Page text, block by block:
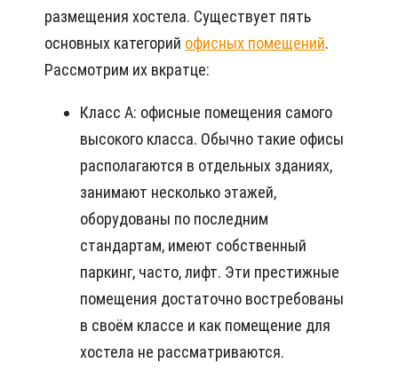
размещения хостела. Существует пять
основных категорий офисных помещений.
Рассмотрим их вкратце:
Класс А: офисные помещения самого
высокого класса. Обычно такие офисы
располагаются в отдельных зданиях,
занимают несколько этажей,
оборудованы по последним
стандартам, имеют собственный
паркинг, часто, лифт. Эти престижные
помещения достаточно востребованы
в своём классе и как помещение для
хостела не рассматриваются.